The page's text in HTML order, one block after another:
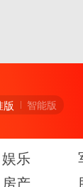
版 智能版
娱乐
房产